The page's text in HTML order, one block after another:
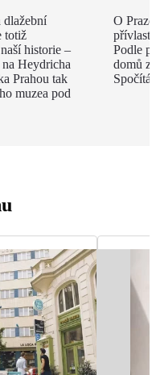
dlažební
totiž
historie –
na Heydricha
Prahou tak
muzea pod
O
Podle
domů